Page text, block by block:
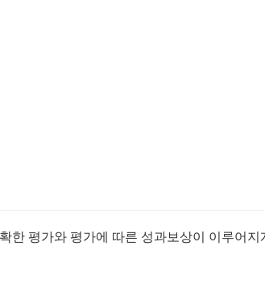
한 평가와 평가에 따른 성과보상이 이루어지